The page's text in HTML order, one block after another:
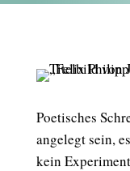
Poetisches
angelegt sein,
kein